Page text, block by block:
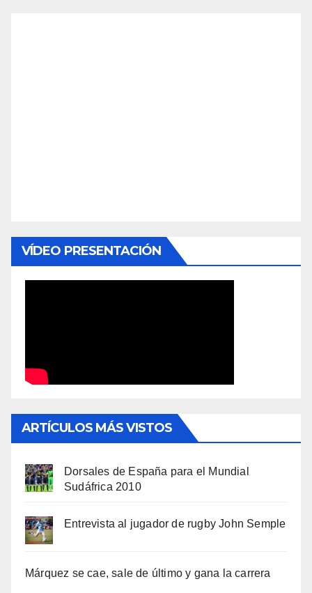
VÍDEO PRESENTACIÓN
ARTÍCULOS MÁS VISTOS
Dorsales de España para el Mundial
Sudáfrica 2010
Entrevista al jugador de rugby John Semple
Márquez se cae, sale de último y gana la carrera